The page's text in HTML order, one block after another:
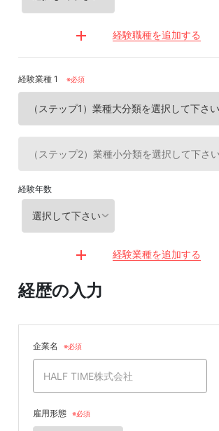
経験職種を追加する
経験業種 1 ※必須
経験年数
経験業種を追加する
経歴の入力
企業名
雇用形態